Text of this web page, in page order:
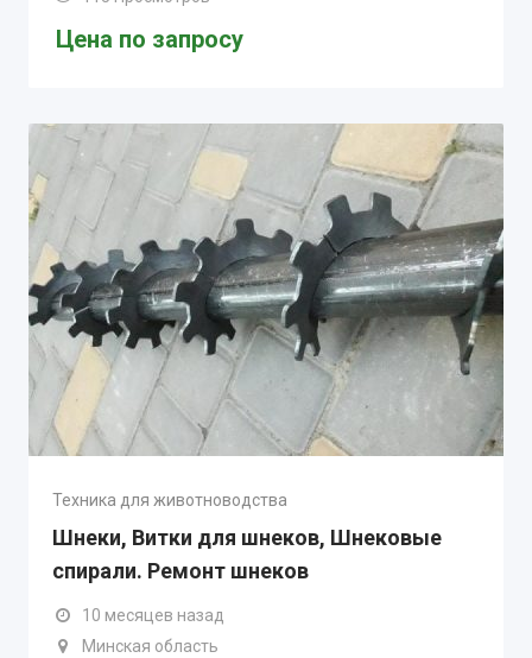
Цена по запросу
Техника для животноводства
Шнеки, Витки для шнеков, Шнековые
спирали. Ремонт шнеков
10 месяцев назад
Минская область